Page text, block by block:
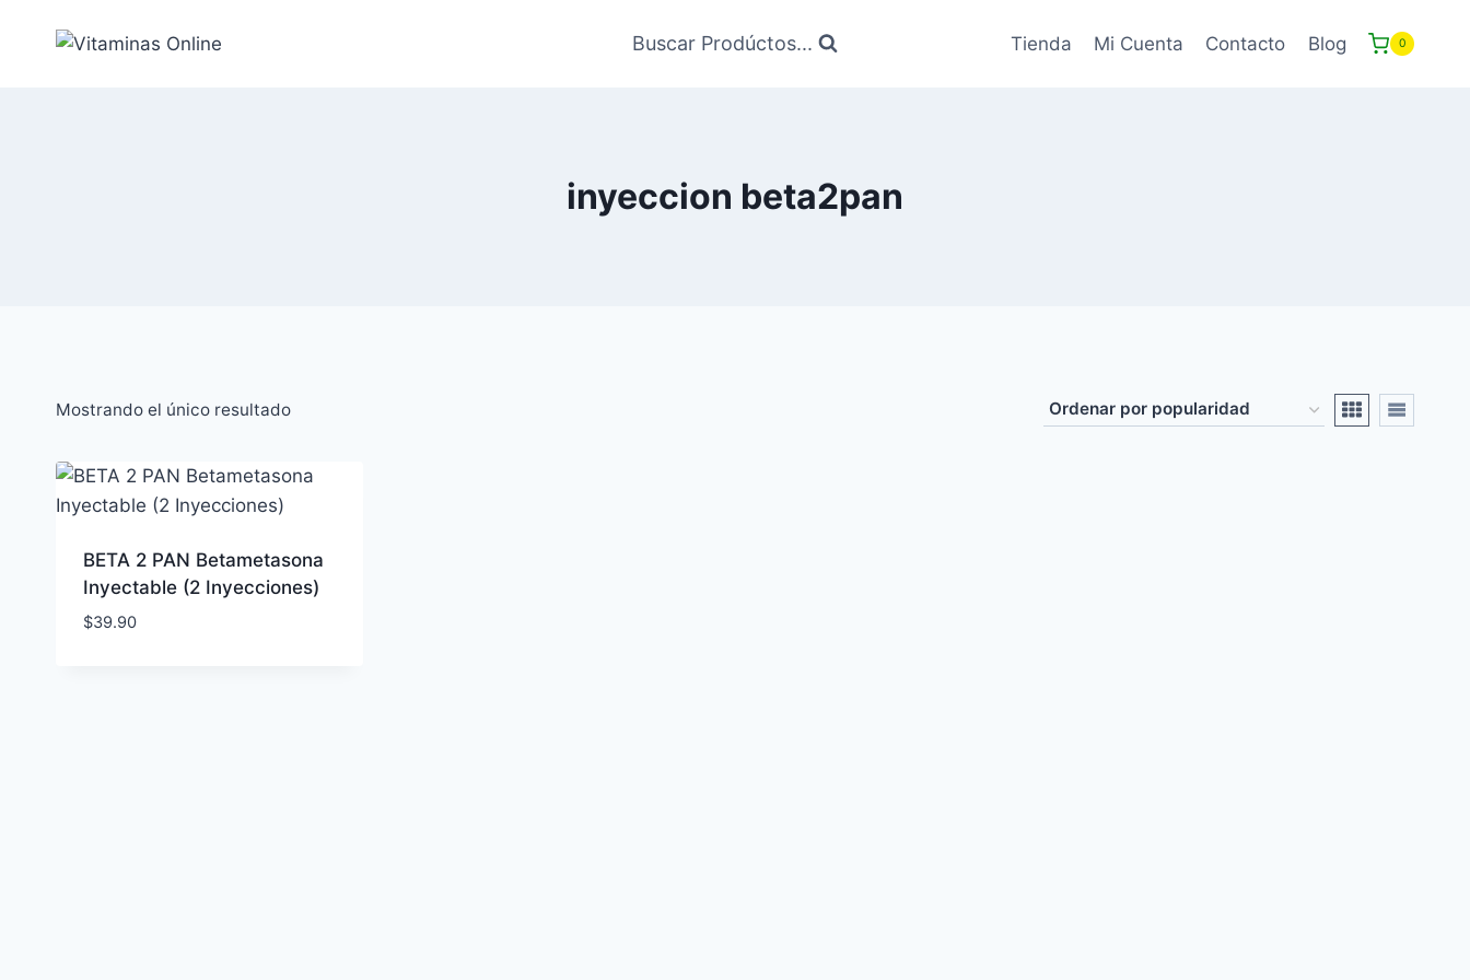
Buscar Prodúctos... Tienda Mi Cuenta Contacto Blog 0
inyeccion beta2pan
Mostrando el único resultado
BETA 2 PAN Betametasona
Inyectable (2 Inyecciones)
$39.90